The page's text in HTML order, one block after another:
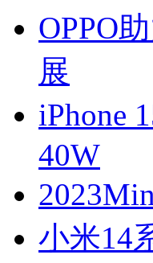
OPPO
展
iPhone
40W
小米14